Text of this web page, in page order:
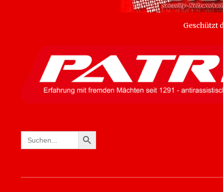
Geschützt
Search
for:
SEARCH BUTTON